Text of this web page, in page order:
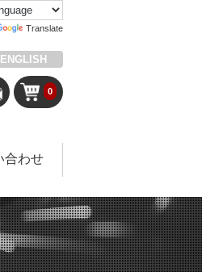
Translate
ENGLISH
0
合わせ